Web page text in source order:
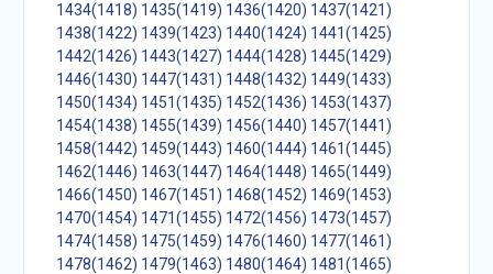
1434(1418) 1435(1419) 1436(1420) 1437(1421)
1438(1422) 1439(1423) 1440(1424) 1441(1425)
1442(1426) 1443(1427) 1444(1428) 1445(1429)
1446(1430) 1447(1431) 1448(1432) 1449(1433)
1450(1434) 1451(1435) 1452(1436) 1453(1437)
1454(1438) 1455(1439) 1456(1440) 1457(1441)
1458(1442) 1459(1443) 1460(1444) 1461(1445)
1462(1446) 1463(1447) 1464(1448) 1465(1449)
1466(1450) 1467(1451) 1468(1452) 1469(1453)
1470(1454) 1471(1455) 1472(1456) 1473(1457)
1474(1458) 1475(1459) 1476(1460) 1477(1461)
1478(1462) 1479(1463) 1480(1464) 1481(1465)